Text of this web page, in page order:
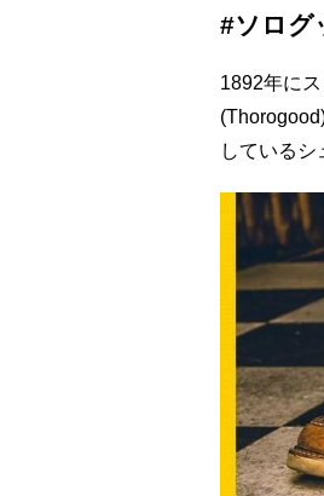
#ソログ
1892年に
しているシ